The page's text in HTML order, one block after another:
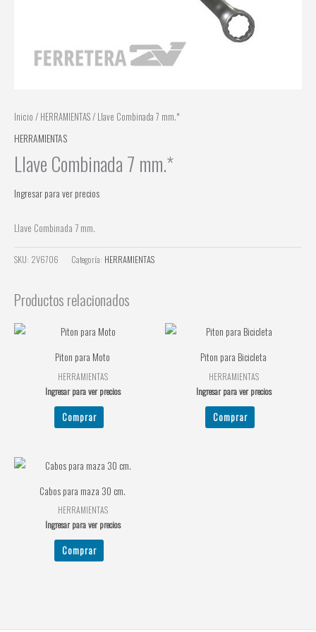
Inicio / HERRAMIENTAS/ Llave Combinada 7 mm.*
HERRAMIENTAS
Llave Combinada 7 mm.*
Ingresar para ver precios
Llave Combinada 7 mm.
SKU: 2V6706 Categoría: HERRAMIENTAS
Productos relacionados
Piton para Moto
HERRAMIENTAS
Ingresar para ver precios
Comprar
Piton para Bicicleta
HERRAMIENTAS
Ingresar para ver precios
Comprar
Cabos para maza 30 cm.
HERRAMIENTAS
Ingresar para ver precios
Comprar